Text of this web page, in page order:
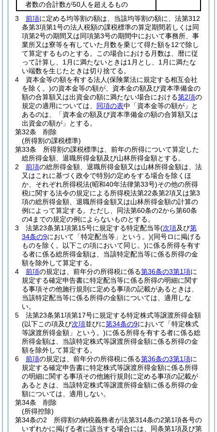
者数の合計数が50人を超えるもの
3 前項に定める均等割の額は、当該均等割の額に、法第312
条第3項第1号の法人税額の課税標準の算定期間若しくは同
項第2号の期間又は同項第3号の期間中において事務所、事
業所又は寮等を有していた月数を乗じて得た額を12で除し
て算定するものとする。
この場合における月数は、暦に従
って計算し、1月に満たないときは1月とし、1月に満たな
い端数を生じたときは切り捨てる。
4
資本金等の額を有する法人(保険業法に規定する相互会社
を除く。)の資本金等の額が、資本金の額及び資本準備金の
額の合算額又は出資金の額に満たない場合における第2項の
規定の適用については、 同項の表中「資本金等の額が」と
あるのは、「資本金の額及び資本準備金の額の合算額又は
出資金の額が」とする。
第32条
削除
(所得割の課税標準)
第33条
所得割の課税標準は、前年の所得について算定した
総所得金額、退職所得金額及び山林所得金額とする。
2
前項の総所得金額、退職所得金額又は山林所得金額は、法
又はこれに基づく政令で特別の定めをする場合を除くほ
か、それぞれ所得税法(昭和40年法律第33号)その他の所得
税に関する法令の規定による所得税法第22条第2項又は第3
項の総所得金額、退職所得金額又は山林所得金額の計算の
例によって算定する。 ただし、同法第60条の2から第60条
の4までの規定の例によらないものとする。
3
法第23条第1項第15号に規定する特定配当等(次項及び第
34条の9において「特定配当等」という。)(同号ロに掲げる
ものを除く。以下この項において同じ。)に係る所得を有す
る者に係る総所得金額は、当該特定配当等に係る所得の金
額を除外して算定する。
4
前項の規定は、前年分の所得税に係る第36条の3第1項に
規定する確定申告書に特定配当等に係る所得の明細に関す
る事項その他施行規則に定める事項の記載があるときは、
当該特定配当等に係る所得の金額については、適用しな
い。
5
法第23条第1項第17号に規定する特定株式等譲渡所得金額
(以下この項及び次項並びに第34条の9において「特定株式
等譲渡所得金額」という。)に係る所得を有する者に係る総
所得金額は、当該特定株式等譲渡所得金額に係る所得の金
額を除外して算定する。
6
前項の規定は、前年分の所得税に係る第36条の3第1項に
規定する確定申告書に特定株式等譲渡所得金額に係る所得
の明細に関する事項その他施行規則に定める事項の記載が
あるときは、当該特定株式等譲渡所得金額に係る所得の金
額については、適用しない。
第34条
削除
(所得控除)
第34条の2
所得割の納税義務者が法第314条の2第1項各号の
いずれかに掲げる者に該当する場合には、同条第1項及び第